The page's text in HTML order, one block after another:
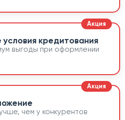
кредитования
выгоды при оформлении
чем у конкурентов